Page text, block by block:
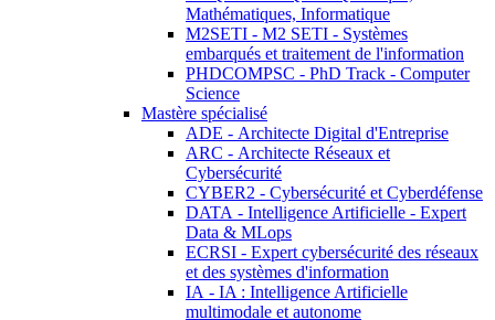
Mathématiques, Informatique
M2SETI - M2 SETI - Systèmes
embarqués et traitement de l'information
PHDCOMPSC - PhD Track - Computer
Science
Mastère spécialisé
ADE - Architecte Digital d'Entreprise
ARC - Architecte Réseaux et
Cybersécurité
CYBER2 - Cybersécurité et Cyberdéfense
DATA - Intelligence Artificielle - Expert
Data & MLops
ECRSI - Expert cybersécurité des réseaux
et des systèmes d'information
IA - IA : Intelligence Artificielle
multimodale et autonome